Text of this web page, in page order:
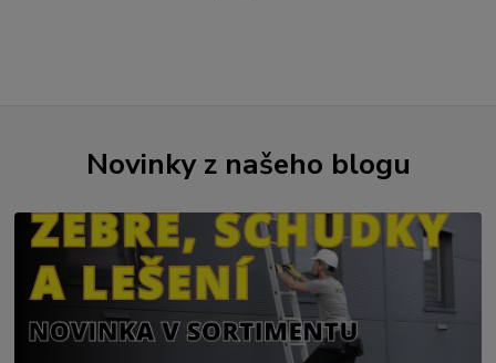
Novinky z našeho blogu